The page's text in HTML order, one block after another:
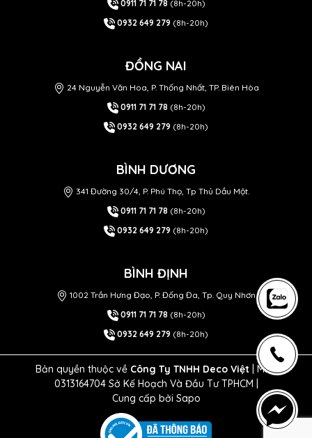
0911 71 71 78 (8h-20h)
0932 649 279 (8h-20h)
ĐỒNG NAI
24 Nguyễn Văn Hoa, P. Thống Nhất, TP. Biên Hòa
0911 71 71 78 (8h-20h)
0932 649 279 (8h-20h)
BÌNH DƯƠNG
341 Đường 30/4, P. Phú Thọ, Tp Thủ Dầu Một.
0911 71 71 78 (8h-20h)
0932 649 279 (8h-20h)
BÌNH ĐỊNH
1002 Trần Hưng Đạo, P. Đống Đa, Tp. Quy Nhơn
0911 71 71 78 (8h-20h)
0932 649 279 (8h-20h)
Bản quyền thuộc về Công Ty TNHH Deco Việt | MST
0313164704 Sở Kế Hoạch Và Đầu Tư TPHCM |
Cung cấp bởi Sapo